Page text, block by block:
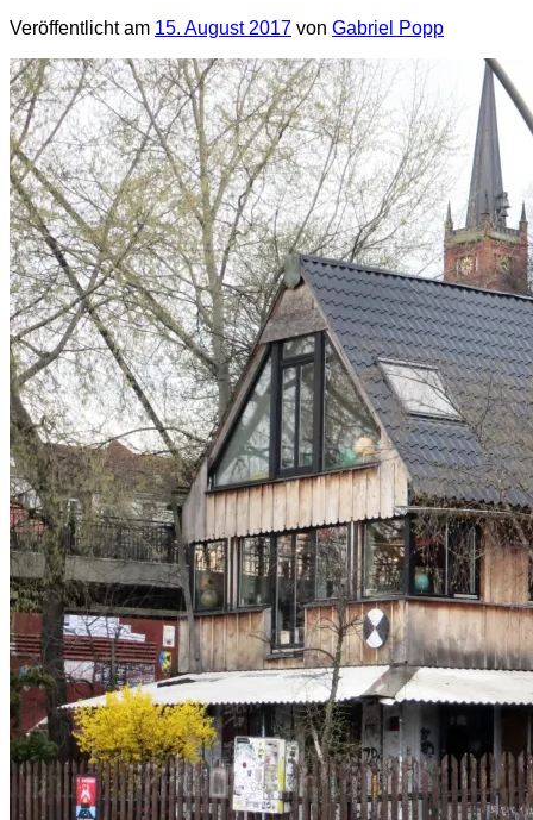
Veröffentlicht am 15. August 2017 von Gabriel Popp